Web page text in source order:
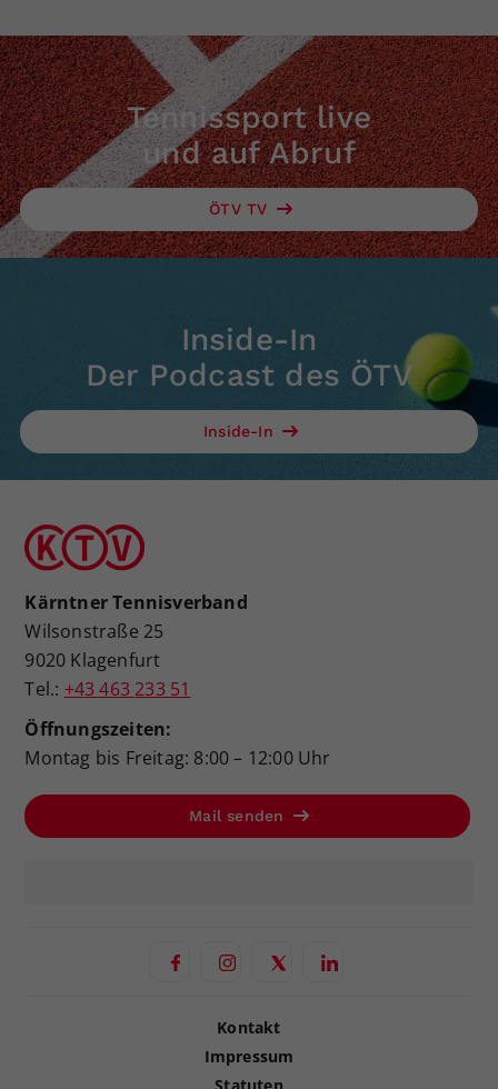
Tennissport live
und auf Abruf
ÖTV TV
Inside-In
Der Podcast des ÖTV
Inside-In
Kärntner Tennisverband
Wilsonstraße 25
9020 Klagenfurt
Tel.: +43 463 233 51
Öffnungszeiten:
Montag bis Freitag: 8:00 – 12:00 Uhr
Mail senden
Kontakt
Impressum
Statuten